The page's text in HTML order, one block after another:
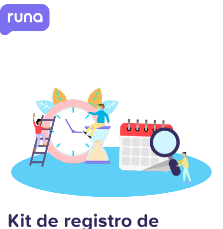
Kit de registro de